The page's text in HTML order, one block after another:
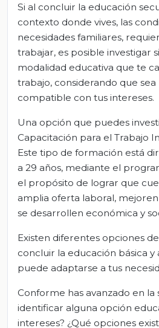
Si al concluir la educación
contexto donde vives, las
necesidades familiares,
trabajar, es posible investigar
modalidad educativa que te
trabajo, considerando que
compatible con tus intereses.
Una opción que puedes
Capacitación para el Trabajo
Este tipo de formación está
a 29 años, mediante el
el propósito de lograr que
amplia oferta laboral, mejoren
se desarrollen económica y
Existen diferentes opciones
concluir la educación básica y
puede adaptarse a tus
Conforme has avanzado en la
identificar alguna opción
intereses? ¿Qué opciones